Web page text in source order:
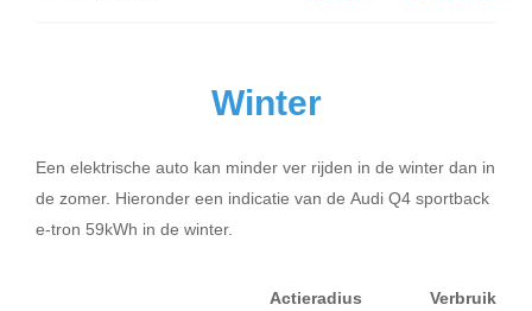
Winter
Een elektrische auto kan minder ver rijden in de winter dan in
de zomer. Hieronder een indicatie van de Audi Q4 sportback
e-tron 59kWh in de winter.
Actieradius Verbruik